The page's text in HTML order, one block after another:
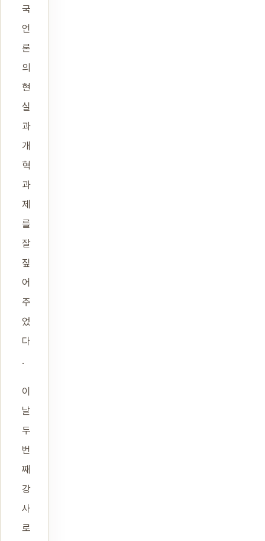
국
언
론
의
현
실
과
개
혁
과
제
를
잘
짚
어
주
었
다
.
이
날
두
번
째
강
사
로